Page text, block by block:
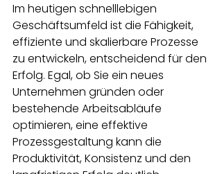
Im heutigen schnelllebigen
Geschäftsumfeld ist die Fähigkeit,
effiziente und skalierbare Prozesse
zu entwickeln, entscheidend für den
Erfolg. Egal, ob Sie ein neues
Unternehmen gründen oder
bestehende Arbeitsabläufe
optimieren, eine effektive
Prozessgestaltung kann die
Produktivität, Konsistenz und den